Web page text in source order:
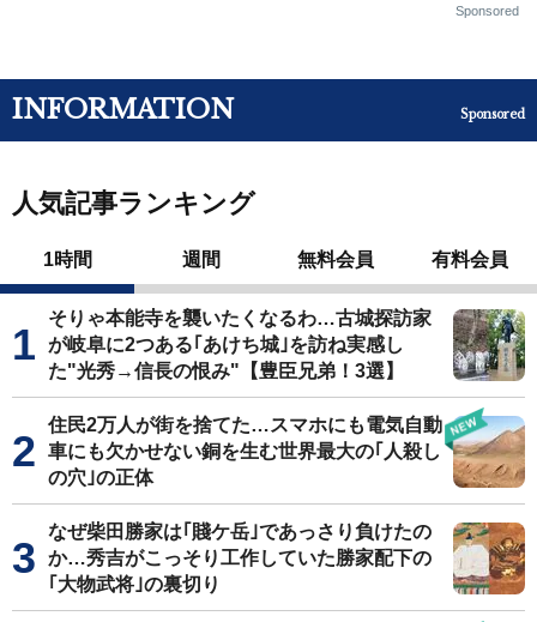
Sponsored
INFORMATION Sponsored
人気記事ランキング
1時間 週間 無料会員 有料会員
そりゃ本能寺を襲いたくなるわ…古城探訪家
が岐阜に2つある｢あけち城｣を訪ね実感し
た"光秀→信長の恨み"【豊臣兄弟！3選】
住民2万人が街を捨てた…スマホにも電気自動
車にも欠かせない銅を生む世界最大の｢人殺し
の穴｣の正体
なぜ柴田勝家は｢賤ケ岳｣であっさり負けたの
か…秀吉がこっそり工作していた勝家配下の
｢大物武将｣の裏切り